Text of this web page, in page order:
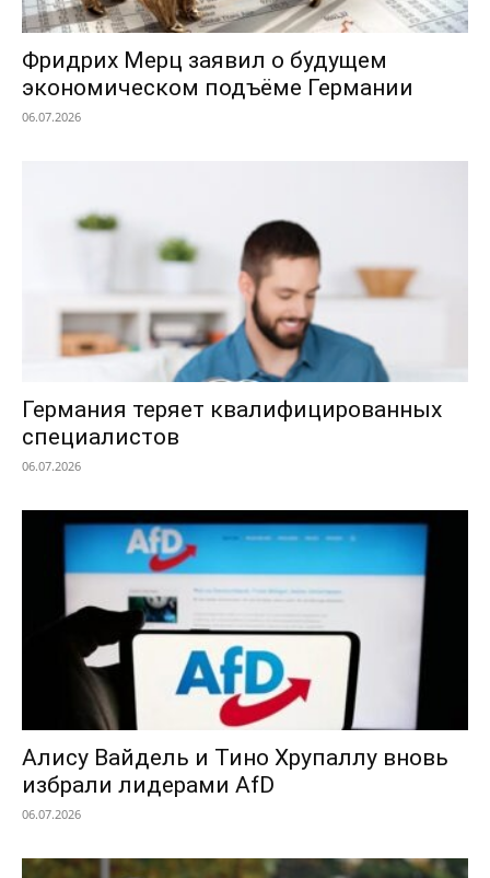
Фридрих Мерц заявил о будущем
экономическом подъёме Германии
06.07.2026
Германия теряет квалифицированных
специалистов
06.07.2026
Алису Вайдель и Тино Хрупаллу вновь
избрали лидерами AfD
06.07.2026